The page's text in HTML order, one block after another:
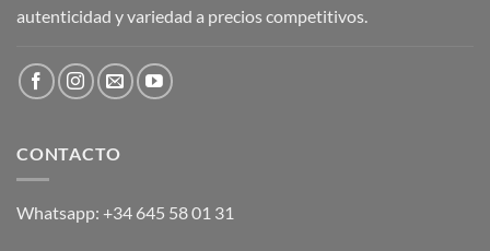
autenticidad y variedad a precios competitivos.
CONTACTO
Whatsapp: +34 645 58 01 31